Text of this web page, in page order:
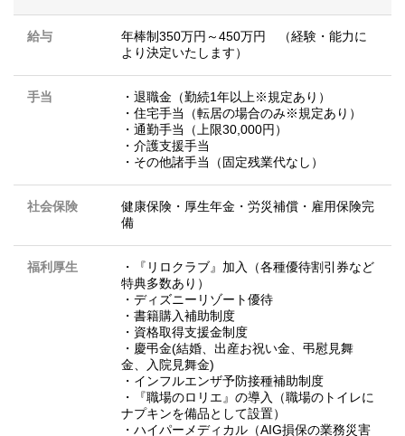
給与
年棒制350万円～450万円 （経験・能力に
より決定いたします）
手当
・退職金（勤続1年以上※規定あり）
・住宅手当（転居の場合のみ※規定あり）
・通勤手当（上限30,000円）
・介護支援手当
・その他諸手当（固定残業代なし）
社会保険
健康保険・厚生年金・労災補償・雇用保険完
備
福利厚生
・『リロクラブ』加入（各種優待割引券など
特典多数あり）
・ディズニーリゾート優待
・書籍購入補助制度
・資格取得支援金制度
・慶弔金(結婚、出産お祝い金、弔慰見舞
金、入院見舞金)
・インフルエンザ予防接種補助制度
・『職場のロリエ』の導入（職場のトイレに
ナプキンを備品として設置）
・ハイパーメディカル（AIG損保の業務災害